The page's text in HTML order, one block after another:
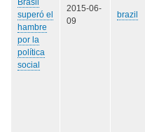
superó el
hambre
por la
política
social
2015-06-
09
brazil